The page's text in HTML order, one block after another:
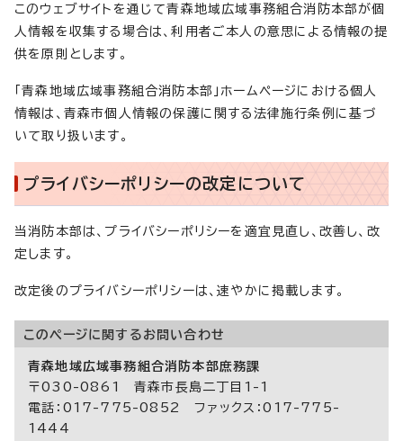
このウェブサイトを通じて青森地域広域事務組合消防本部が個
人情報を収集する場合は、利用者ご本人の意思による情報の提
供を原則とします。
「青森地域広域事務組合消防本部」ホームページにおける個人
情報は、青森市個人情報の保護に関する法律施行条例に基づ
いて取り扱います。
プライバシーポリシーの改定について
当消防本部は、プライバシーポリシーを適宜見直し、改善し、改
定します。
改定後のプライバシーポリシーは、速やかに掲載します。
このページに関する お問い合わせ
青森地域広域事務組合消防本部庶務課
〒030-0861 青森市長島二丁目1-1
電話：017-775-0852 ファックス：017-775-
1444